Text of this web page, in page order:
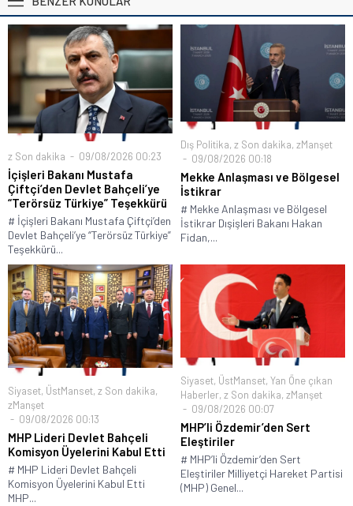
z Son dakika 09/08/2026 00:23
İçişleri Bakanı Mustafa
Çiftçi’den Devlet Bahçeli’ye
“Terörsüz Türkiye” Teşekkürü
# İçişleri Bakanı Mustafa Çiftçi’den
Devlet Bahçeli’ye “Terörsüz Türkiye”
Teşekkürü...
Dış Politika, z Son dakika, zManşet
09/08/2026 00:18
Mekke Anlaşması ve Bölgesel
İstikrar
# Mekke Anlaşması ve Bölgesel
İstikrar Dışişleri Bakanı Hakan
Fidan,...
Siyaset, ÜstManset, z Son dakika,
zManşet
09/08/2026 00:13
MHP Lideri Devlet Bahçeli
Komisyon Üyelerini Kabul Etti
# MHP Lideri Devlet Bahçeli
Komisyon Üyelerini Kabul Etti
MHP...
Siyaset, ÜstManset, Yan Öne çıkan
Haberler, z Son dakika, zManşet
09/08/2026 00:07
MHP’li Özdemir’den Sert
Eleştiriler
# MHP’li Özdemir’den Sert
Eleştiriler Milliyetçi Hareket Partisi
(MHP) Genel...